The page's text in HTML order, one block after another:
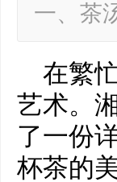
一、茶
在繁
艺术。
了一份
杯茶的美